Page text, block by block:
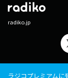
radiko.jp
ラジコプレミアム